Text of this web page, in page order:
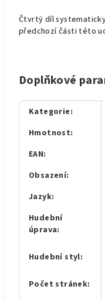
Čtvrtý díl
předchozí části této
Doplňkové
Kategorie:
Hmotnost:
EAN:
Obsazení:
Jazyk:
Hudební
úprava:
Hudební styl:
Počet stránek: